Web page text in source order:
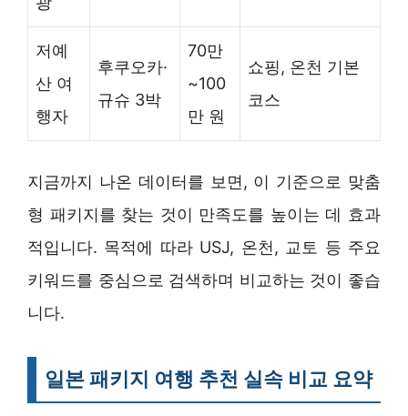
저예
산 여
행자
후쿠오카·
규슈 3박
70만
~100
만 원
쇼핑, 온천 기본
코스
지금까지 나온 데이터를 보면, 이 기준으로 맞춤
형 패키지를 찾는 것이 만족도를 높이는 데 효과
적입니다. 목적에 따라 USJ, 온천, 교토 등 주요
키워드를 중심으로 검색하며 비교하는 것이 좋습
니다.
일본 패키지 여행 추천 실속 비교 요약